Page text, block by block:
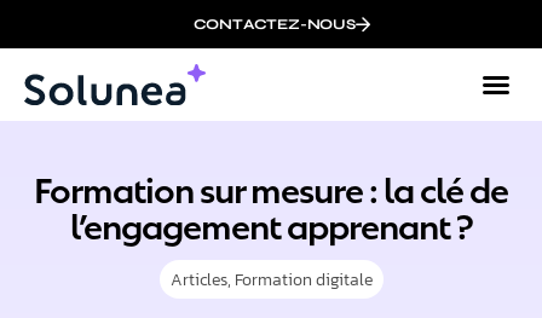
CONTACTEZ-NOUS
Formation sur mesure : la clé de
l’engagement apprenant ?
Articles, Formation digitale